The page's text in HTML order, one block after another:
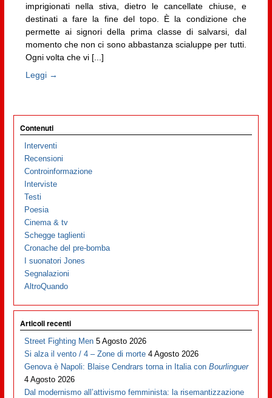
imprigionati nella stiva, dietro le cancellate chiuse, e
destinati a fare la fine del topo. È la condizione che
permette ai signori della prima classe di salvarsi, dal
momento che non ci sono abbastanza scialuppe per tutti.
Ogni volta che vi [...]
Leggi →
Contenuti
Interventi
Recensioni
Controinformazione
Interviste
Testi
Poesia
Cinema & tv
Schegge taglienti
Cronache del pre-bomba
I suonatori Jones
Segnalazioni
AltroQuando
Articoli recenti
Street Fighting Men 5 Agosto 2026
Si alza il vento / 4 – Zone di morte 4 Agosto 2026
Genova è Napoli: Blaise Cendrars torna in Italia conBourlinguer
4 Agosto 2026
Dal modernismo all’attivismo femminista: la risemantizzazione